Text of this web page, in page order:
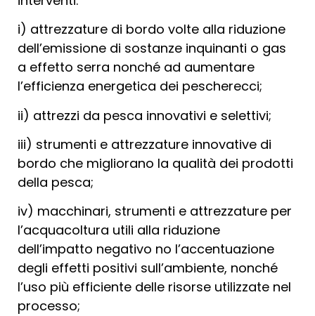
i) attrezzature di bordo volte alla riduzione
dell’emissione di sostanze inquinanti o gas
a effetto serra nonché ad aumentare
l’efficienza energetica dei pescherecci;
ii) attrezzi da pesca innovativi e selettivi;
iii) strumenti e attrezzature innovative di
bordo che migliorano la qualità dei prodotti
della pesca;
iv) macchinari, strumenti e attrezzature per
l’acquacoltura utili alla riduzione
dell’impatto negativo no l’accentuazione
degli effetti positivi sull’ambiente, nonché
l’uso più efficiente delle risorse utilizzate nel
processo;